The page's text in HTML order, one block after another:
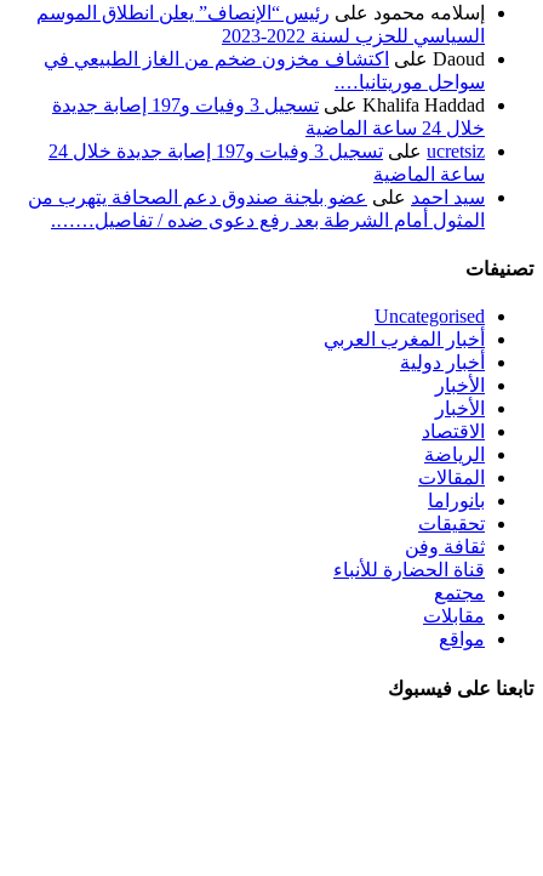
إسلامه محمود على رئيس “الإنصاف” يعلن انطلاق الموسم
السياسي للحزب لسنة 2022-2023
Daoud على اكتشاف مخزون ضخم من الغاز الطبيعي في
سواحل موريتانيا….
Khalifa Haddad على
تسجيل 3 وفيات و197 إصابة جديدة
خلال 24 ساعة الماضية
ucretsiz على
تسجيل 3 وفيات و197 إصابة جديدة خلال 24
ساعة الماضية
سيد احمد على عضو بلجنة صندوق دعم الصحافة يتهرب من
المثول أمام الشرطة بعد رفع دعوى ضده / تفاصيل…….
تصنيفات
Uncategorised
أخبار المغرب العربي
أخبار دولية
الأخبار
الأخبار
الاقتصاد
الرياضة
المقالات
بانوراما
تحقيقات
ثقافة وفن
قناة الحضارة للأنباء
مجتمع
مقابلات
مواقع
تابعنا على فيسبوك